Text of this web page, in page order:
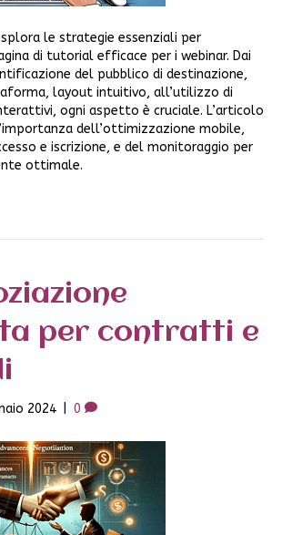
le strategie essenziali per
di tutorial efficace per i webinar. Dai
del pubblico di destinazione,
layout intuitivo, all’utilizzo di
ogni aspetto è cruciale. L’articolo
dell’ottimizzazione mobile,
e iscrizione, e del monitoraggio per
ottimale.
per contratti e
2024 0